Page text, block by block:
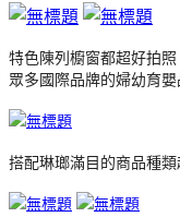
特色陳列櫥窗都超好拍照
眾多國際品牌的婦幼育嬰
搭配琳瑯滿目的商品種類